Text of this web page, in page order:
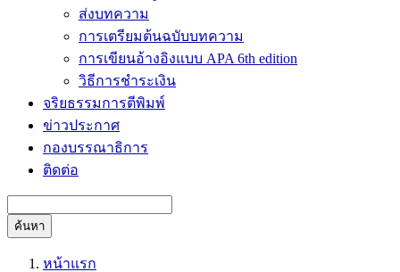
ส่งบทความ
การเตรียมต้นฉบับบทความ
การเขียนอ้างอิงแบบ APA 6th edition
วิธีการชำระเงิน
จริยธรรมการตีพิมพ์
ข่าวประกาศ
กองบรรณาธิการ
ติดต่อ
ค้นหา
หน้าแรก